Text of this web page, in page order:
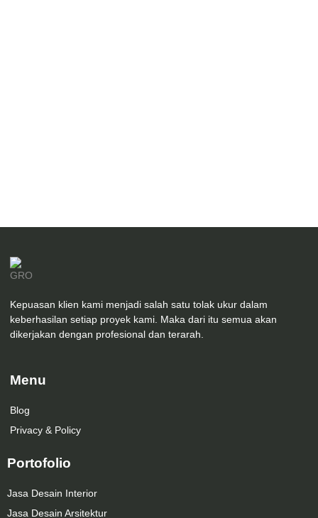
Kepuasan klien kami menjadi salah satu tolak ukur dalam
keberhasilan setiap proyek kami. Maka dari itu semua akan
dikerjakan dengan profesional dan terarah.
Menu
Blog
Privacy & Policy
Portofolio
Jasa Desain Interior
Jasa Desain Arsitektur